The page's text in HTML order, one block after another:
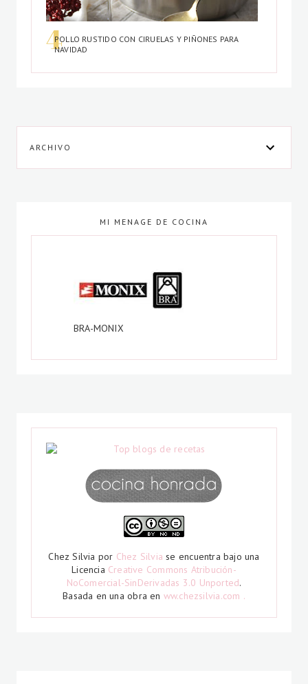
POLLO RUSTIDO CON CIRUELAS Y PIÑONES PARA
NAVIDAD
ARCHIVO
MI MENAGE DE COCINA
BRA-MONIX
Chez Silvia por Chez Silvia se encuentra bajo una
Licencia Creative Commons Atribución-
NoComercial-SinDerivadas 3.0 Unported.
Basada en una obra en ww.chezsilvia.com .